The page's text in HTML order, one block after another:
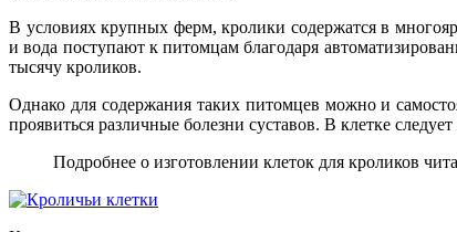
В условиях крупных ферм, кролики содержатся в
и вода поступают к питомцам благодаря
тысячу кроликов.
Однако для содержания таких питомцев можно и
проявиться различные болезни суставов. В клетке
Подробнее о изготовлении клеток для кроликов